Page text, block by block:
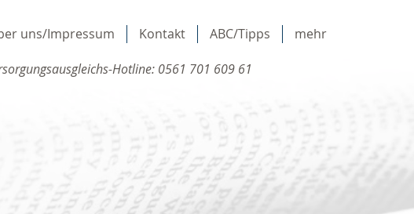
Hotline: 0561 701 609 61
uns/Impressum Kontakt ABC/Tipps mehr